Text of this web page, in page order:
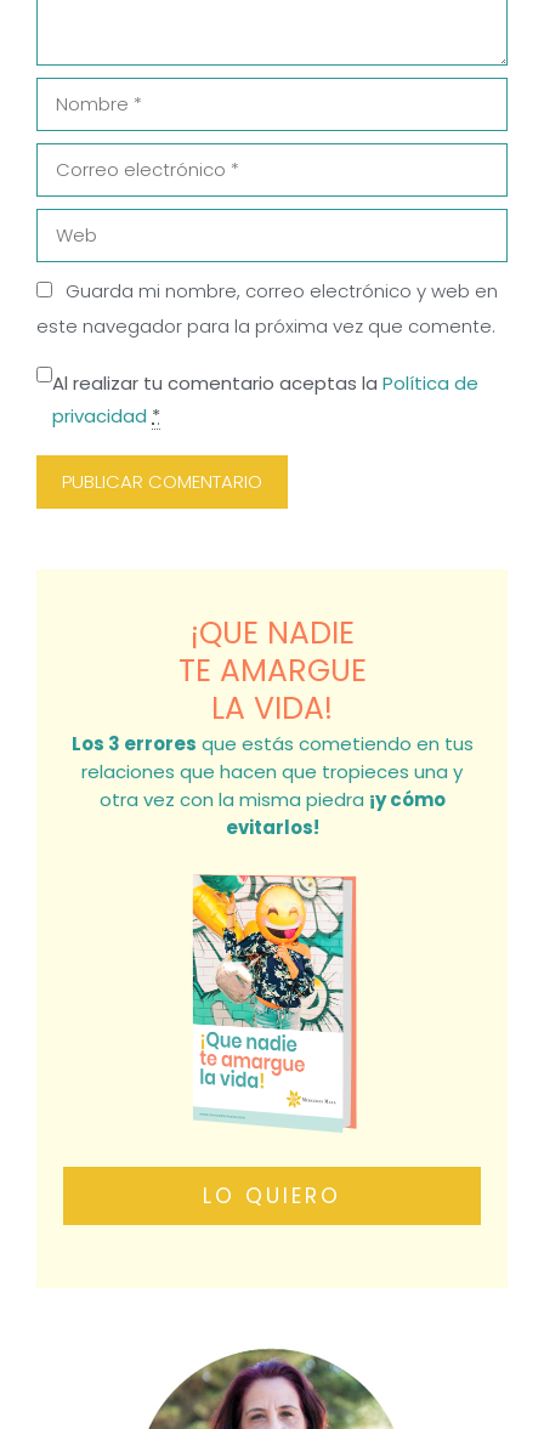
Nombre
Correo
electrónico
Web
Guarda mi nombre, correo electrónico y web en
este navegador para la próxima vez que comente.
Al realizar tu comentario aceptas la Política de
privacidad *
¡QUE NADIE
TE AMARGUE
LA VIDA!
Los 3 errores que estás cometiendo en tus
relaciones que hacen que tropieces una y
otra vez con la misma piedra ¡y cómo
evitarlos!
LO QUIERO